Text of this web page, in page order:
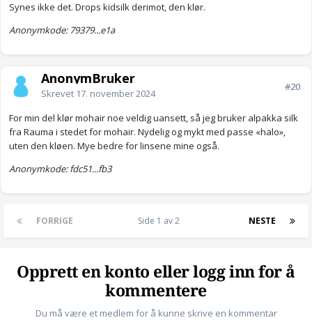
Synes ikke det. Drops kidsilk derimot, den klør.
Anonymkode: 79379...e1a
AnonymBruker
Skrevet 17. november 2024
#20
For min del klør mohair noe veldig uansett, så jeg bruker alpakka silk
fra Rauma i stedet for mohair. Nydelig og mykt med passe «halo»,
uten den kløen. Mye bedre for linsene mine også.
Anonymkode: fdc51...fb3
FORRIGE NESTE
Side 1 av 2
Opprett en konto eller logg inn for å
kommentere
Du må være et medlem for å kunne skrive en kommentar